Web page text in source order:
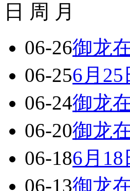
日 周 月
06-26御龙
06-256月
06-24御龙
06-20御龙
06-186月
06-13御龙